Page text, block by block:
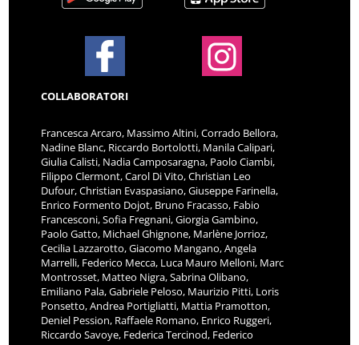
COLLABORATORI
Francesca Arcaro, Massimo Altini, Corrado Bellora,
Nadine Blanc, Riccardo Bortolotti, Manila Calipari,
Giulia Calisti, Nadia Camposaragna, Paolo Ciambi,
Filippo Clermont, Carol Di Vito, Christian Leo
Dufour, Christian Evaspasiano, Giuseppe Farinella,
Enrico Formento Dojot, Bruno Fracasso, Fabio
Francesconi, Sofia Fregnani, Giorgia Gambino,
Paolo Gatto, Michael Ghignone, Marlène Jorrioz,
Cecilia Lazzarotto, Giacomo Mangano, Angela
Marrelli, Federico Mecca, Luca Mauro Melloni, Marc
Montrosset, Matteo Nigra, Sabrina Olibano,
Emiliano Pala, Gabriele Peloso, Maurizio Pitti, Loris
Ponsetto, Andrea Portigliatti, Mattia Pramotton,
Deniel Pession, Raffaele Romano, Enrico Ruggeri,
Riccardo Savoye, Federica Tercinod, Federico